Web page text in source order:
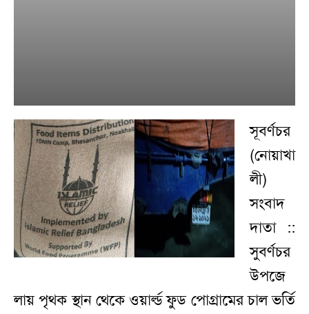
সূবর্ণচর
(নোয়াখা
লী)
সংবাদ
দাতা ::
সুবর্ণচর
উপজে
লায় পৃথক স্থান থেকে ওয়ার্ল্ড ফুড পোগ্রামের চাল ভর্তি